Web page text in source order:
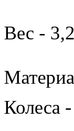
Вес -
Колеса